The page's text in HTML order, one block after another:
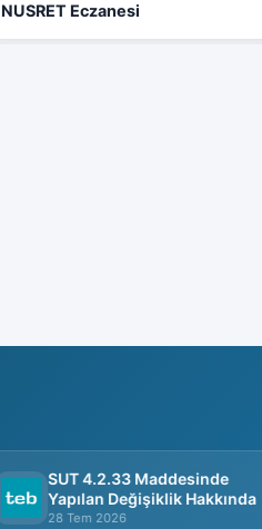
NUSRET Eczanesi
SUT 4.2.33 Maddesinde
Yapılan Değişiklik Hakkında
28 Tem 2026